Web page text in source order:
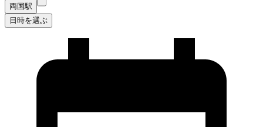
両国駅
日時を選ぶ